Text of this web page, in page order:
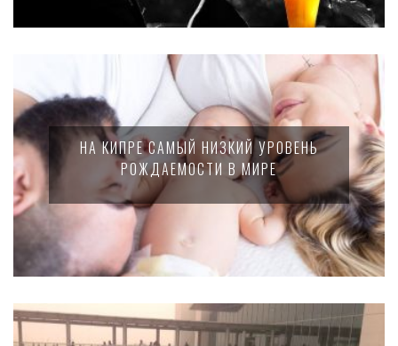
НА КИПРЕ САМЫЙ НИЗКИЙ УРОВЕНЬ
РОЖДАЕМОСТИ В МИРЕ